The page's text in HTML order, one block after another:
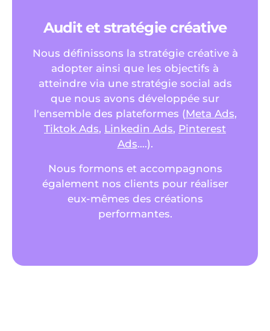
Audit et stratégie créative
Nous définissons la stratégie créative à
adopter ainsi que les objectifs à
atteindre via une stratégie social ads
que nous avons développée sur
l'ensemble des plateformes (Meta Ads,
Tiktok Ads, Linkedin Ads, Pinterest
Ads….).
Nous formons et accompagnons
également nos clients pour réaliser
eux-mêmes des créations
performantes.